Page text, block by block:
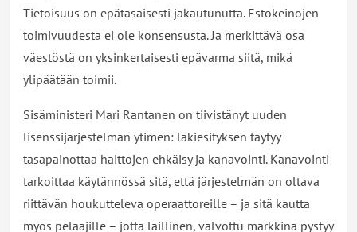
Tietoisuus on epätasaisesti jakautunutta. Estokeinojen
toimivuudesta ei ole konsensusta. Ja merkittävä osa
väestöstä on yksinkertaisesti epävarma siitä, mikä
ylipäätään toimii.
Sisäministeri Mari Rantanen on tiivistänyt uuden
lisenssijärjestelmän ytimen: lakiesityksen täytyy
tasapainottaa haittojen ehkäisy ja kanavointi. Kanavointi
tarkoittaa käytännössä sitä, että järjestelmän on oltava
riittävän houkutteleva operaattoreille – ja sitä kautta
myös pelaajille – jotta laillinen, valvottu markkina pystyy